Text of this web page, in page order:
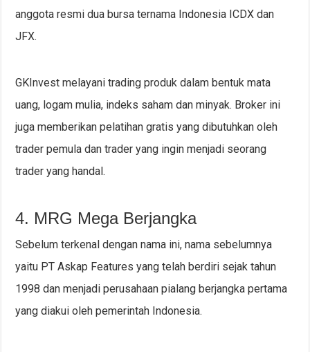
anggota resmi dua bursa ternama Indonesia ICDX dan
JFX.
GKInvest melayani trading produk dalam bentuk mata
uang, logam mulia, indeks saham dan minyak. Broker ini
juga memberikan pelatihan gratis yang dibutuhkan oleh
trader pemula dan trader yang ingin menjadi seorang
trader yang handal.
4. MRG Mega Berjangka
Sebelum terkenal dengan nama ini, nama sebelumnya
yaitu PT Askap Features yang telah berdiri sejak tahun
1998 dan menjadi perusahaan pialang berjangka pertama
yang diakui oleh pemerintah Indonesia.